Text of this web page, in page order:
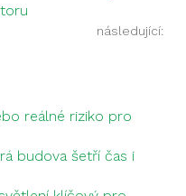
následující:
reálné riziko pro
budova šetří čas i